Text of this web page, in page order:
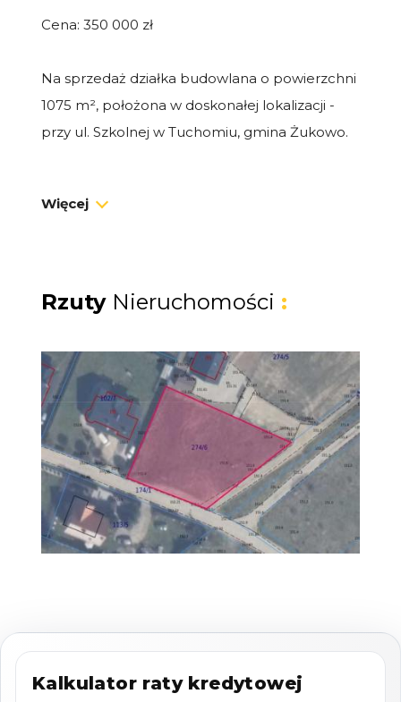
Cena: 350 000 zł
Na sprzedaż działka budowlana o powierzchni
1075 m², położona w doskonałej lokalizacji -
przy ul. Szkolnej w Tuchomiu, gmina Żukowo.
Media w drodze - woda, prąd,
Dojazd utwardzoną drogą z płyt jumbo,
zapewniający wygodny dostęp przez cały rok,
Spokojne sąsiedztwo - w okolicy zabudowa
jednorodzinna oraz tereny zielone.
Lokalizacja:
10 minut do Chwaszczyna i Banina,
Więcej
Rzuty Nieruchomości :
Kalkulator raty kredytowej